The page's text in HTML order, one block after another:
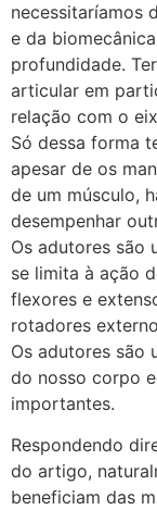
necessitaríamos
e da
profundidade.
articular em
relação com o
Só dessa forma
apesar de os
de um músculo,
desempenhar
Os adutores são
se limita à ação
flexores e
rotadores
Os adutores são
do nosso corpo
importantes.
Respondendo
do artigo,
beneficiam das